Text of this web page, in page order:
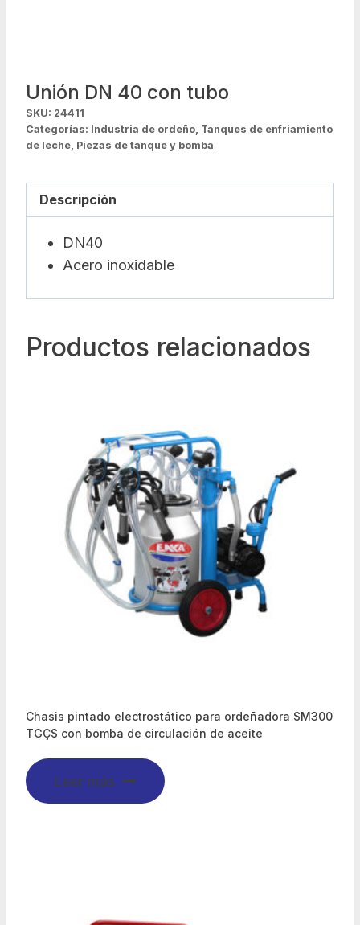
Unión DN 40 con tubo
SKU: 24411
Categorías: Industria de ordeño, Tanques de enfriamiento
de leche, Piezas de tanque y bomba
Descripción
DN40
Acero inoxidable
Productos relacionados
Chasis pintado electrostático para ordeñadora SM300
TGÇS con bomba de circulación de aceite
Leer más